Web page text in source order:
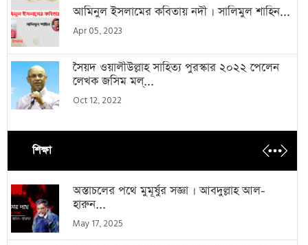
আমিনুল ইসলামের কবিতায় নদী । সালিমুল শাহিন...
Apr 05, 2023
সৈয়দ ওয়ালীউল্লাহ সাহিত্য পুরস্কার ২০২২ পেলেন
লেখক জসিম মল্...
Oct 12, 2022
শিক্ষা
অস্তাচলের পথে মুমূর্ষুর সজ্ঞা । আবদুল্লাহ আল-
হারুন...
May 17, 2025